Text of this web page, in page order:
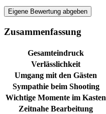
Eigene Bewertung abgeben
Zusammenfassung
Gesamteindruck
Verlässlichkeit
Umgang mit den Gästen
Sympathie beim Shooting
Wichtige Momente im Kasten
Zeitnahe Bearbeitung